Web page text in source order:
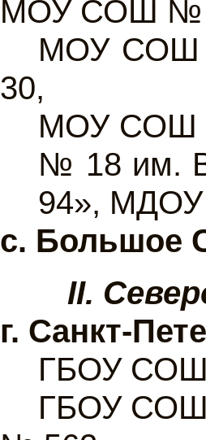
МОУ СОШ №
МОУ
30,
МОУ СОШ
№ 18 им.
94», МДОУ
с. Большое
II.
г. Санкт-
ГБОУ
ГБОУ